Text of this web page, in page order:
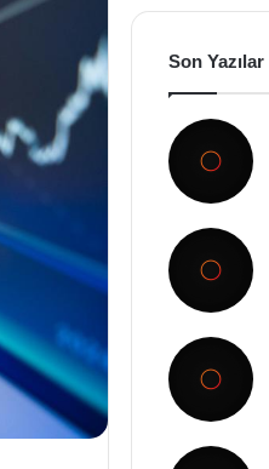
Son Yazılar